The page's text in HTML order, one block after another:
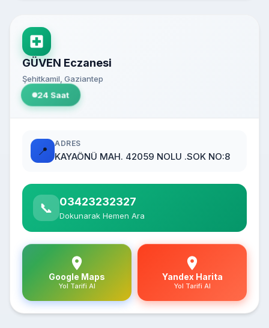
GÜVEN Eczanesi
Şehitkamil, Gaziantep
24 Saat
📍
ADRES
KAYAÖNÜ MAH. 42059 NOLU .SOK NO:8
📞 03423232327
Dokunarak Hemen Ara
Google Maps
Yol Tarifi Al
Yandex Harita
Yol Tarifi Al